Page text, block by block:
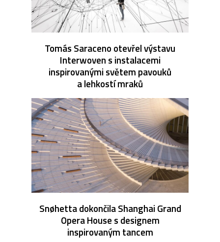
Tomás Saraceno otevřel výstavu
Interwoven s instalacemi
inspirovanými světem pavouků
a lehkostí mraků
Snøhetta dokončila Shanghai Grand
Opera House s designem
inspirovaným tancem